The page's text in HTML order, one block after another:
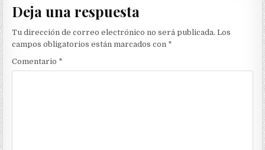
Deja una respuesta
Tu dirección de correo electrónico no será publicada. Los
campos obligatorios están marcados con *
Comentario *